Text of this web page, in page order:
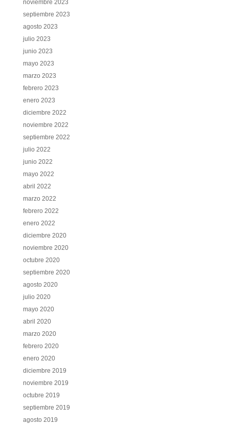
noviembre 2023
septiembre 2023
agosto 2023
julio 2023
junio 2023
mayo 2023
marzo 2023
febrero 2023
enero 2023
diciembre 2022
noviembre 2022
septiembre 2022
julio 2022
junio 2022
mayo 2022
abril 2022
marzo 2022
febrero 2022
enero 2022
diciembre 2020
noviembre 2020
octubre 2020
septiembre 2020
agosto 2020
julio 2020
mayo 2020
abril 2020
marzo 2020
febrero 2020
enero 2020
diciembre 2019
noviembre 2019
octubre 2019
septiembre 2019
agosto 2019